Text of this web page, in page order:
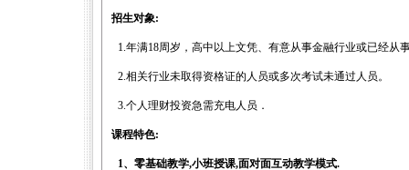
招生对象:
1.年满18周岁，高中以上文凭、有意从事金融行业或已经从
2.相关行业未取得资格证的人员或多次考试未通过人员。
3.个人理财投资急需充电人员．
课程特色:
1、零基础教学,小班授课,面对面互动教学模式.